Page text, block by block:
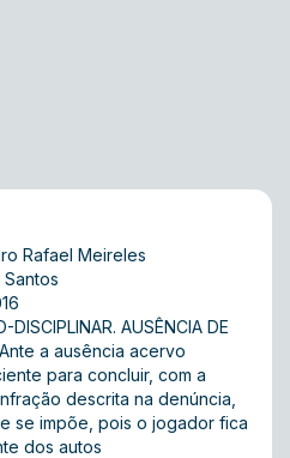
Rafael Meireles
DISCIPLINAR. AUSÊNCIA DE
Ante a ausência acervo
para concluir, com a
descrita na denúncia,
se impõe, pois o jogador fica
dos autos